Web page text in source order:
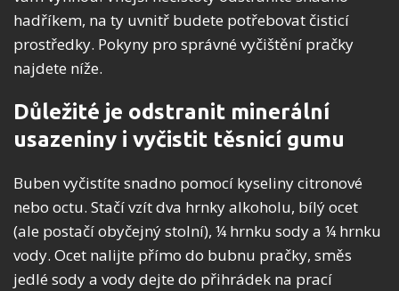
hadříkem, na ty uvnitř budete potřebovat čisticí
prostředky. Pokyny pro správné vyčištění pračky
najdete níže.
Důležité je odstranit minerální
usazeniny i vyčistit těsnicí gumu
Buben vyčistíte snadno pomocí kyseliny citronové
nebo octu. Stačí vzít dva hrnky alkoholu, bílý ocet
(ale postačí obyčejný stolní), ¼ hrnku sody a ¼ hrnku
vody. Ocet nalijte přímo do bubnu pračky, směs
jedlé sody a vody dejte do přihrádek na prací